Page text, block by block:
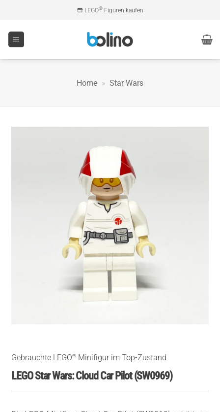
springen
LEGO®Figuren kaufen
Home » Star Wars
Gebrauchte LEGO® Minifigur im Top-Zustand
LEGO Star Wars: Cloud Car Pilot (SW0969)